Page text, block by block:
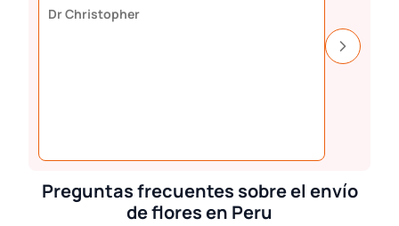
Dr Christopher
Preguntas frecuentes sobre el envío
de flores en Peru